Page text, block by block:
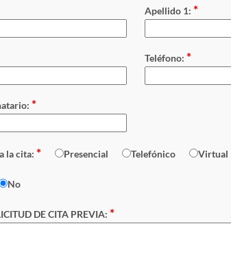
Apellido 1: *
Teléfono: *
*
la cita: * Presencial Telefónico Virtual
No
DE CITA PREVIA: *